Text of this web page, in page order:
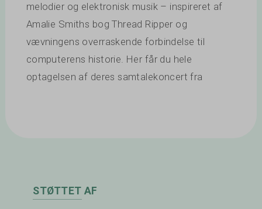
melodier og elektronisk musik – inspireret af
Amalie Smiths bog Thread Ripper og
vævningens overraskende forbindelse til
computerens historie. Her får du hele
optagelsen af deres samtalekoncert fra
STØTTET AF